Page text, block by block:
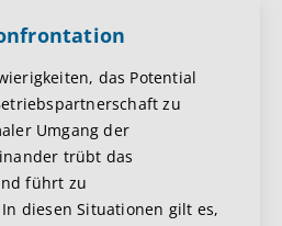
das Potential
zu
Umgang der
trübt das
führt zu
diesen Situationen gilt es,